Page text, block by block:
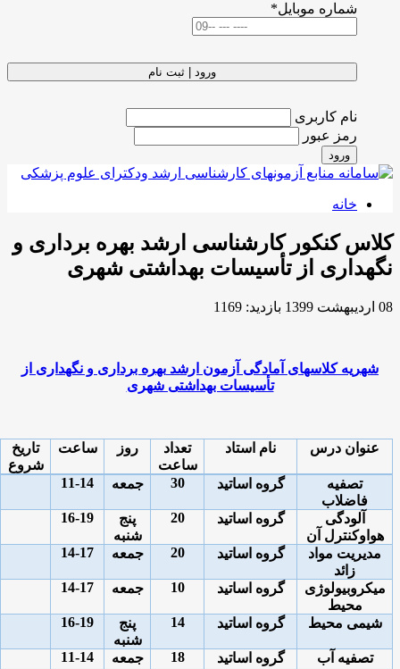
شماره موبایل*
ورود | ثبت نام
نام کاربری
رمز عبور
ورود
خانه
کلاس کنکور کارشناسی ارشد بهره برداری و
نگهداری از تأسیسات بهداشتی شهری
08 ارديبهشت 1399 بازدید: 1169
شهریه کلاسهای آمادگی آزمون ارشد بهره برداری و نگهداری از
تأسیسات بهداشتی شهری
عنوان درس نام استاد
تعداد
ساعت
روز ساعت
تاریخ
شروع
تصفیه
فاضلاب
گروه اساتید 30 جمعه 11-14
آلودگی
هواوکنترل آن
گروه اساتید 20
پنج
شنبه
16-19
مدیریت مواد
زائد
گروه اساتید 20 جمعه 14-17
میکروبیولوژی
محیط
گروه اساتید 10 جمعه 14-17
شیمی محیط گروه اساتید 14
پنج
شنبه
16-19
تصفیه آب گروه اساتید 18 جمعه
11-14